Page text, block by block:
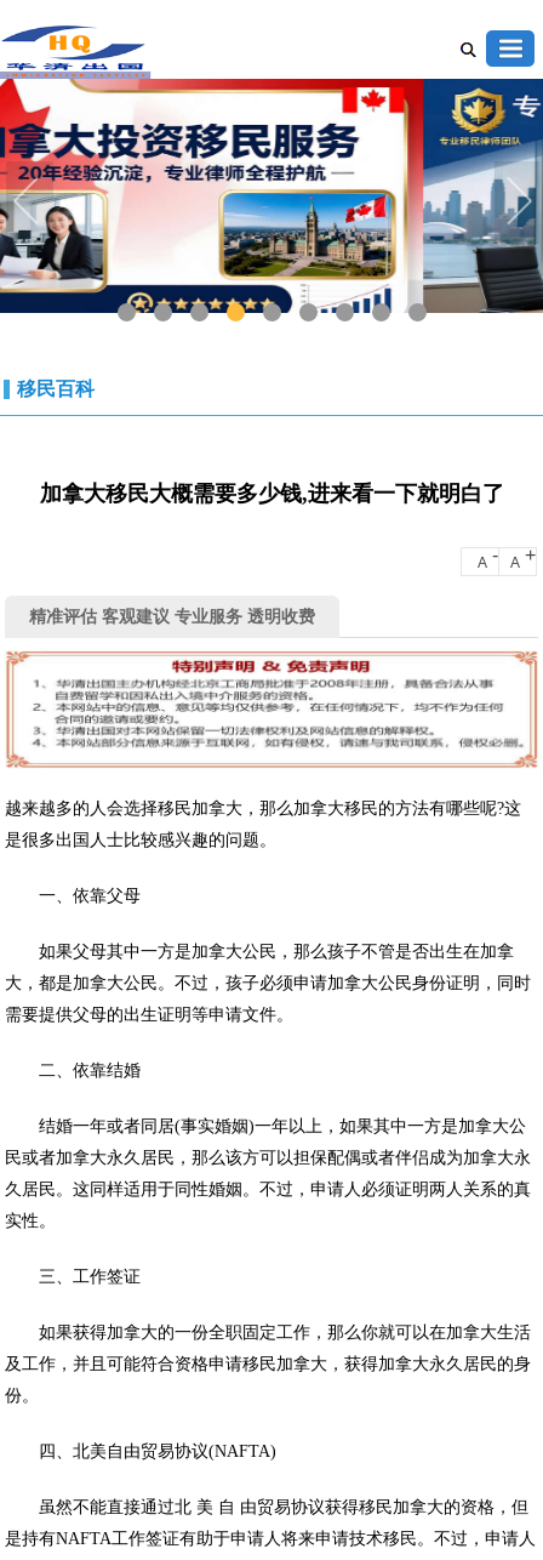
1 2 4 5 6 7 8
移民百科
加拿大移民大概需要多少钱,进来看一下就明白了
A - A +
精准评估 客观建议 专业服务 透明收费
越来越多的人会选择移民加拿大，那么加拿大移民的方法有哪些呢?这
是很多出国人士比较感兴趣的问题。
一、依靠父母
如果父母其中一方是加拿大公民，那么孩子不管是否出生在加拿
大，都是加拿大公民。不过，孩子必须申请加拿大公民身份证明，同时
需要提供父母的出生证明等申请文件。
二、依靠结婚
结婚一年或者同居(事实婚姻)一年以上，如果其中一方是加拿大公
民或者加拿大永久居民，那么该方可以担保配偶或者伴侣成为加拿大永
久居民。这同样适用于同性婚姻。不过，申请人必须证明两人关系的真
实性。
三、工作签证
如果获得加拿大的一份全职固定工作，那么你就可以在加拿大生活
及工作，并且可能符合资格申请移民加拿大，获得加拿大永久居民的身
份。
四、北美自由贸易协议(NAFTA)
虽然不能直接通过北 美 自 由贸易协议获得移民加拿大的资格，但
是持有NAFTA工作签证有助于申请人将来申请技术移民。不过，申请人